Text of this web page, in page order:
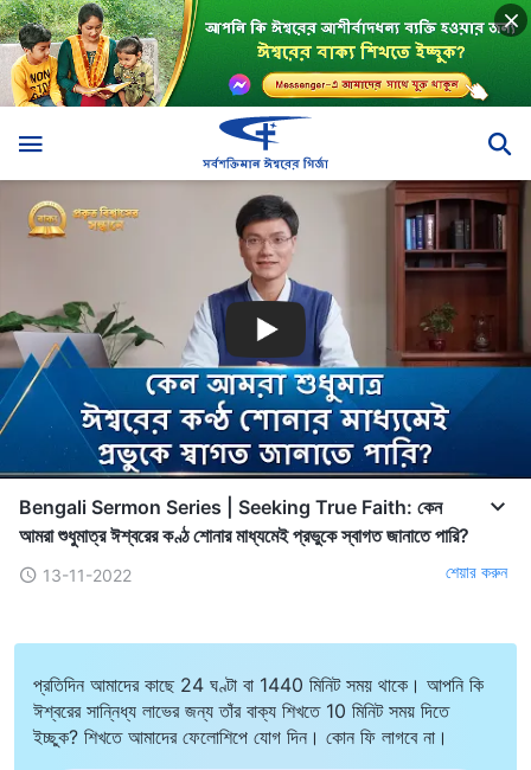
Bengali Sermon Series | Seeking True Faith: কেন
আমরা শুধুমাত্র ঈশ্বরের কণ্ঠ শোনার মাধ্যমেই প্রভুকে স্বাগত জানাতে পারি?
13-11-2022 শেয়ার করুন
প্রতিদিন আমাদের কাছে 24 ঘণ্টা বা 1440 মিনিট সময় থাকে। আপনি কি
ঈশ্বরের সান্নিধ্য লাভের জন্য তাঁর বাক্য শিখতে 10 মিনিট সময় দিতে
ইচ্ছুক? শিখতে আমাদের ফেলোশিপে যোগ দিন। কোন ফি লাগবে না।